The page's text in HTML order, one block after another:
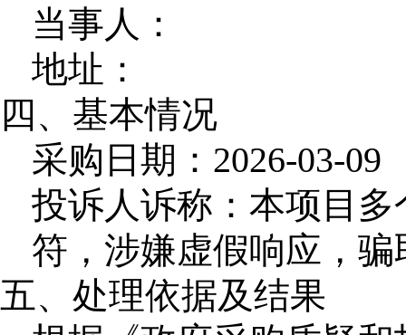
当事人：
地址：
四、基本情况
采购日期：2026-03-09
投诉人诉称：本项目
符，涉嫌虚假响应，骗
五、处理依据及结果